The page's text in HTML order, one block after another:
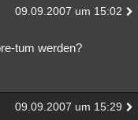
09.09.2007 um 15:02
tum werden?
09.09.2007 um 15:29